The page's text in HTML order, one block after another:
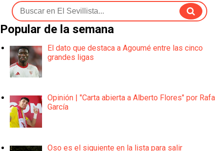
Popular de la semana
El dato que destaca a Agoumé entre las cinco
grandes ligas
Opinión | "Carta abierta a Alberto Flores" por Rafa
García
Oso es el siguiente en la lista para salir